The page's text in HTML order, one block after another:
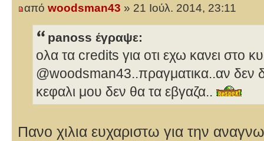
από woodsman43 » 21 Ιούλ. 2014, 23:11
panoss έγραψε:
ολα τα credits για οτι εχω κανει στο
@woodsman43..πραγματικα..αν δεν
κεφαλι μου δεν θα τα εβγαζα..
Πανο χιλια ευχαριστω για την